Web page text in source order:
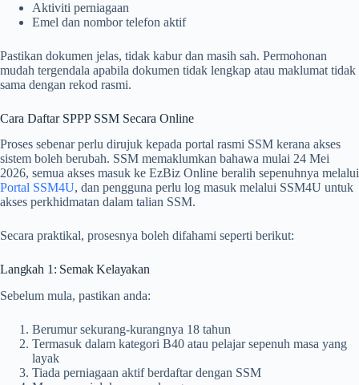
Aktiviti perniagaan
Emel dan nombor telefon aktif
Pastikan dokumen jelas, tidak kabur dan masih sah. Permohonan
mudah tergendala apabila dokumen tidak lengkap atau maklumat tidak
sama dengan rekod rasmi.
Cara Daftar SPPP SSM Secara Online
Proses sebenar perlu dirujuk kepada portal rasmi SSM kerana akses
sistem boleh berubah. SSM memaklumkan bahawa mulai 24 Mei
2026, semua akses masuk ke EzBiz Online beralih sepenuhnya melalui
Portal SSM4U, dan pengguna perlu log masuk melalui SSM4U untuk
akses perkhidmatan dalam talian SSM.
Secara praktikal, prosesnya boleh difahami seperti berikut:
Langkah 1: Semak Kelayakan
Sebelum mula, pastikan anda:
Berumur sekurang-kurangnya 18 tahun
Termasuk dalam kategori B40 atau pelajar sepenuh masa yang
layak
Tiada perniagaan aktif berdaftar dengan SSM